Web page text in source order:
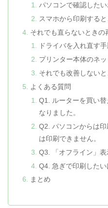
パソコンで確認したい
スマホから印刷すると
それでも直らないとき
ドライバを入れ直す
プリンター本体のネ
それでも改善しない
よくある質問
Q1. ルーターを買い
なりました。
Q2. パソコンからは
は印刷できません。
Q3. 「オフライン」表
Q4. 急ぎで印刷したい
まとめ